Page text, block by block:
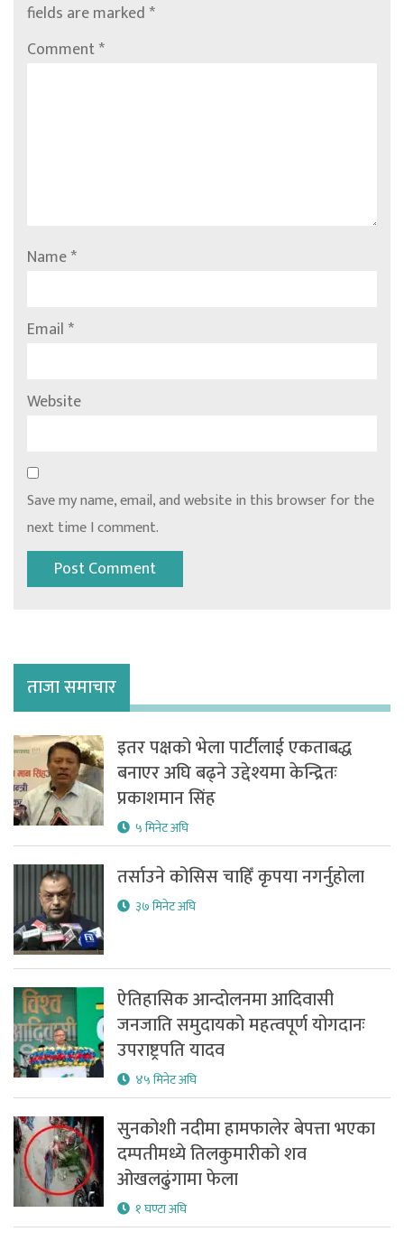
fields are marked*
Comment*
Name*
Email*
Website
Save my name, email, and website in this browser for the
next time I comment.
ताजा समाचार
इतर पक्षको भेला पार्टीलाई एकताबद्ध
बनाएर अघि बढ्ने उद्देश्यमा केन्द्रितः
प्रकाशमान सिंह
५ मिनेट अघि
तर्साउने कोसिस चाहिँ कृपया नगर्नुहोला
३७ मिनेट अघि
ऐतिहासिक आन्दोलनमा आदिवासी
जनजाति समुदायको महत्वपूर्ण योगदानः
उपराष्ट्रपति यादव
४५ मिनेट अघि
सुनकोशी नदीमा हामफालेर बेपत्ता भएका
दम्पतीमध्ये तिलकुमारीको शव
ओखलढुंगामा फेला
१ घण्टा अघि